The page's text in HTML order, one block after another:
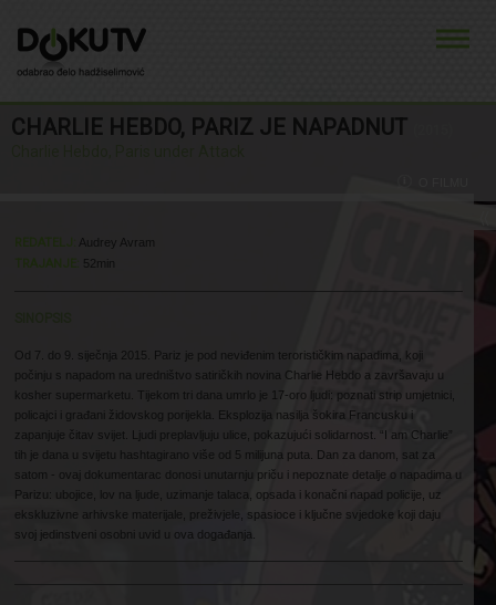
CHARLIE HEBDO, PARIZ JE NAPADNUT
REDATELJ: Audrey Avram
TRAJANJE: 52min
Od 7. do 9. siječnja 2015. Pariz je pod neviđenim terorističkim napadima, koji
počinju s napadom na uredništvo satiričkih novina Charlie Hebdo a završavaju u
kosher supermarketu. Tijekom tri dana umrlo je 17-oro ljudi: poznati strip umjetnici,
policajci i građani židovskog porijekla. Eksplozija nasilja šokira Francusku i
zapanjuje čitav svijet. Ljudi preplavljuju ulice, pokazujući solidarnost. “I am Charlie”
tih je dana u svijetu hashtagirano više od 5 milijuna puta. Dan za danom, sat za
satom - ovaj dokumentarac donosi unutarnju priču i nepoznate detalje o napadima u
Parizu: ubojice, lov na ljude, uzimanje talaca, opsada i konačni napad policije, uz
ekskluzivne arhivske materijale, preživjele, spasioce i ključne svjedoke koji daju
svoj jedinstveni osobni uvid u ova događanja.